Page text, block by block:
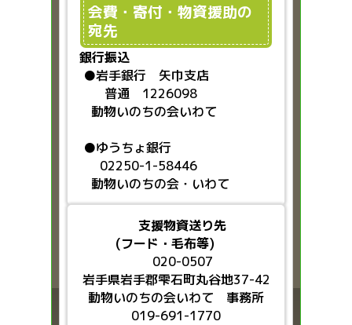
会費・寄付・物資援助の
宛先
銀行振込
●岩手銀行 矢巾支店
普通 1226098
動物いのちの会いわて
●ゆうちょ銀行
02250-1-58446
動物いのちの会・いわて
支援物資送り先
(フード・毛布等)
020-0507
岩手県岩手郡雫石町丸谷地37-42
動物いのちの会いわて 事務所
019-691-1770